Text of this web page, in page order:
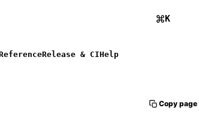
K
Release & CIHelp
Copy page